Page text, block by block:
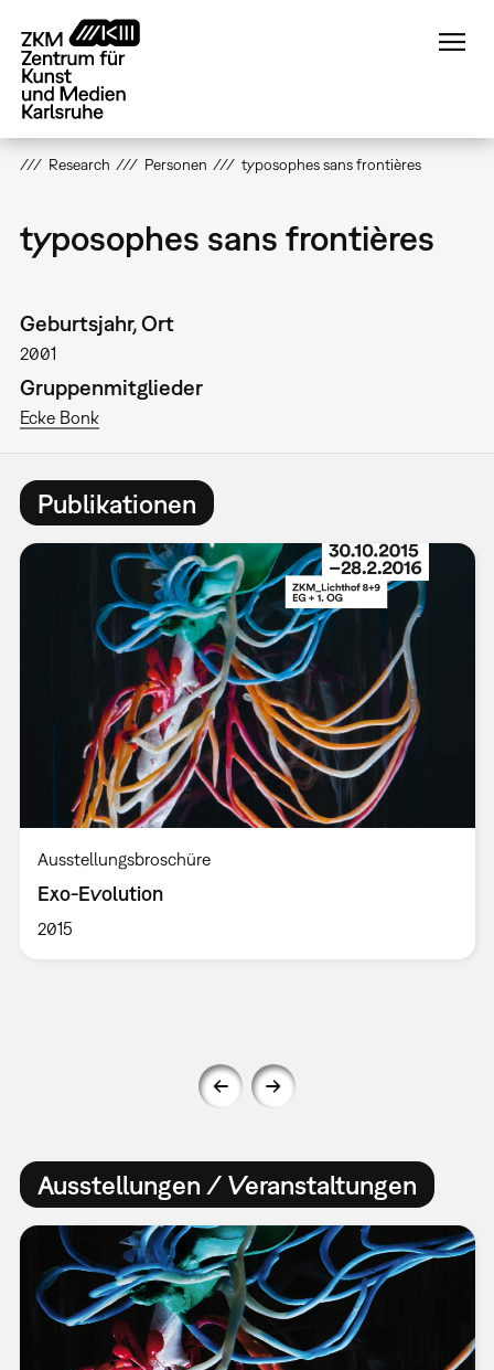
zum
Inhalt
Research Personen typosophes sans frontières
typosophes sans frontières
Geburtsjahr, Ort
2001
Gruppenmitglieder
Ecke Bonk
Publikationen
Ausstellungsbroschüre
Exo-Evolution
2015
Ausstellungen / Veranstaltungen